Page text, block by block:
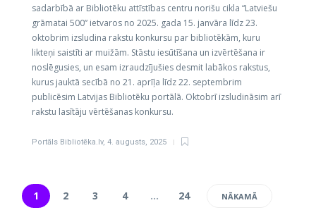
sadarbībā ar Bibliotēku attīstības centru norišu cikla “Latviešu
grāmatai 500” ietvaros no 2025. gada 15. janvāra līdz 23.
oktobrim izsludina rakstu konkursu par bibliotēkām, kuru
likteņi saistīti ar muižām. Stāstu iesūtīšana un izvērtēšana ir
noslēgusies, un esam izraudzījušies desmit labākos rakstus,
kurus jauktā secībā no 21. aprīļa līdz 22. septembrim
publicēsim Latvijas Bibliotēku portālā. Oktobrī izsludināsim arī
rakstu lasītāju vērtēšanas konkursu.
Portāls Bibliotēka.lv, 4. augusts, 2025
1 2 3 4 … 24 NĀKAMĀ